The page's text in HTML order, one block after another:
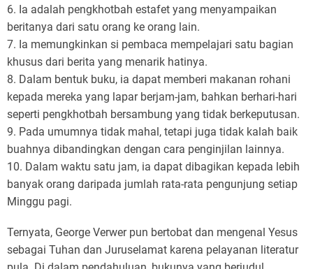
6. Ia adalah pengkhotbah estafet yang menyampaikan
beritanya dari satu orang ke orang lain.
7. Ia memungkinkan si pembaca mempelajari satu bagian
khusus dari berita yang menarik hatinya.
8. Dalam bentuk buku, ia dapat memberi makanan rohani
kepada mereka yang lapar berjam-jam, bahkan berhari-hari
seperti pengkhotbah bersambung yang tidak berkeputusan.
9. Pada umumnya tidak mahal, tetapi juga tidak kalah baik
buahnya dibandingkan dengan cara penginjilan lainnya.
10. Dalam waktu satu jam, ia dapat dibagikan kepada lebih
banyak orang daripada jumlah rata-rata pengunjung setiap
Minggu pagi.
Ternyata, George Verwer pun bertobat dan mengenal Yesus
sebagai Tuhan dan Juruselamat karena pelayanan literatur